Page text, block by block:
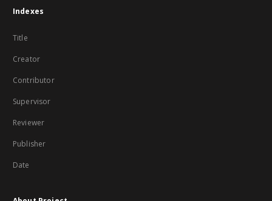
Indexes
Title
Creator
Contributor
Supervisor
Reviewer
Publisher
Date